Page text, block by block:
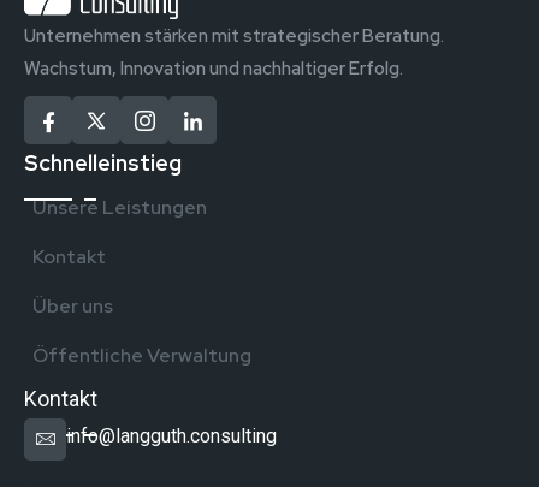
Unternehmen stärken mit strategischer Beratung.
Wachstum, Innovation und nachhaltiger Erfolg.
Schnelleinstieg
Unsere Leistungen
Kontakt
Über uns
Öffentliche Verwaltung
Kontakt
info@langguth.consulting